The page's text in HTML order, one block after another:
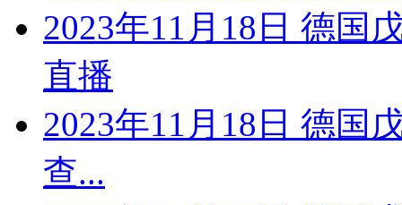
2023年11月18日 德国
直播
2023年11月18日 德国
查...